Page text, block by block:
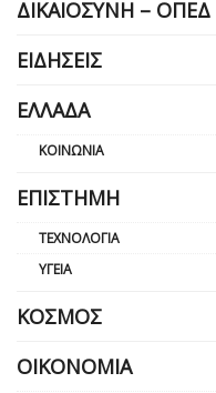
ΔΙΚΑΙΟΣΎΝΗ – ΟΠΕΔ
ΕΙΔΉΣΕΙΣ
ΕΛΛΆΔΑ
ΚΟΙΝΩΝΊΑ
ΕΠΙΣΤΉΜΗ
ΤΕΧΝΟΛΟΓΊΑ
ΥΓΕΊΑ
ΚΌΣΜΟΣ
ΟΙΚΟΝΟΜΊΑ